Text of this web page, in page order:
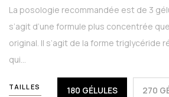
La posologie recommandée est de 3
s’agit d’une formule plus concentrée
original. Il s’agit de la forme triglycéride
qui...
TAILLES 180 GÉLULES 270